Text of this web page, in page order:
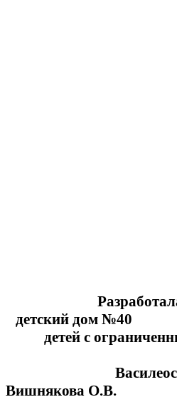
Разработала
детский
детей с
Вишнякова О.В.